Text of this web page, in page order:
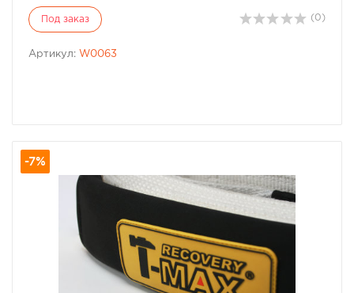
Под заказ (0)
Артикул: W0063
-7%